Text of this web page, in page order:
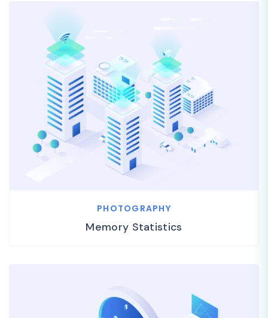
PHOTOGRAPHY
Memory Statistics